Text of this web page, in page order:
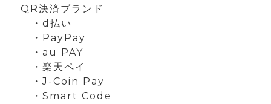
QR決済ブランド
・d払い
・PayPay
・au PAY
・楽天ペイ
・J-Coin Pay
・Smart Code